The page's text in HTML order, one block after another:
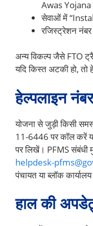
Awas Yojana
सेवाओं में
रजिस्ट्रेशन
अन्य विकल्प जैसे FTO
यदि किस्त अटकी हो, तो
हेल्पलाइन
योजना से जुड़ी किसी
11-6446 पर कॉल करें
पर लिखें। PFMS संबंधी
helpdesk-
पंचायत या ब्लॉक
हाल की